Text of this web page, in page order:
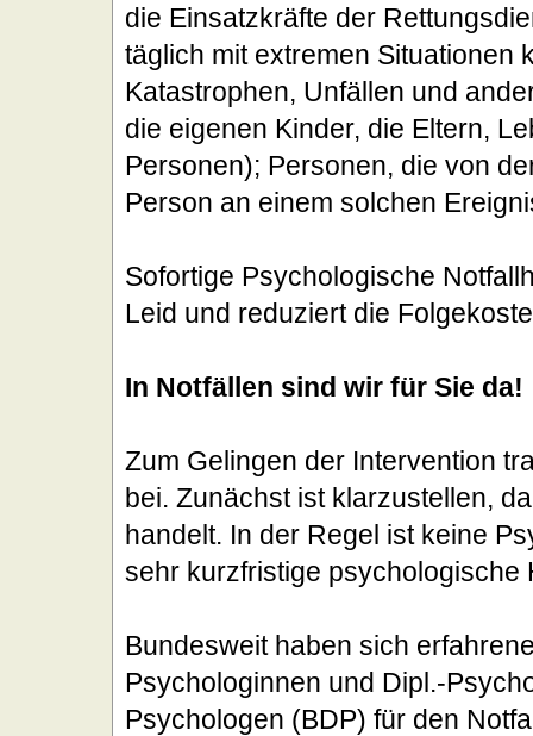
die Einsatzkräfte der
täglich mit extremen Situationen
Katastrophen, Unfällen und
die eigenen Kinder, die Eltern,
Personen); Personen, die von
Person an einem solchen
Sofortige Psychologische
Leid und reduziert die
In Notfällen sind wir für Sie da!
Zum Gelingen der Intervention
bei. Zunächst ist klarzustellen,
handelt. In der Regel ist keine
sehr kurzfristige psychologische
Bundesweit haben sich
Psychologinnen und Dipl.-
Psychologen (BDP) für den